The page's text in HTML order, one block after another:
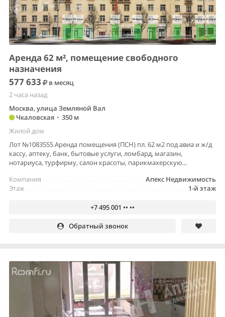
Аренда 62 м², помещение свободного
назначения
577 633
в месяц
2 часа назад
Москва, улица Земляной Вал
Чкаловская • 350 м
Жилой дом
Лот №1083555 Аренда помещения (ПСН) пл. 62 м2 под авиа и ж/д
кассу, аптеку, банк, бытовые услуги, ломбард, магазин,
нотариуса, турфирму, салон красоты, парикмахерскую...
Апекс Недвижимость
Компания
1-й этаж
Этаж
+7 495 001 •• ••
Обратный звонок